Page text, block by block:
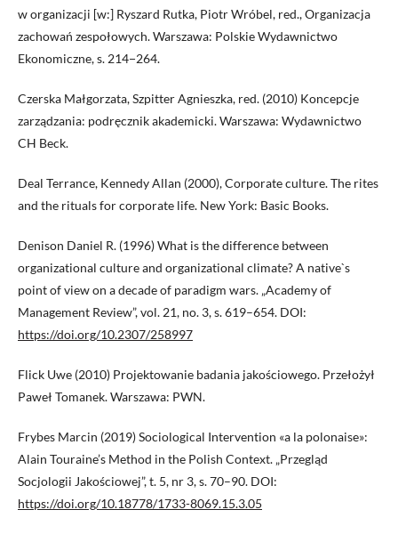
w organizacji [w:] Ryszard Rutka, Piotr Wróbel, red., Organizacja
zachowań zespołowych. Warszawa: Polskie Wydawnictwo
Ekonomiczne, s. 214−264.
Czerska Małgorzata, Szpitter Agnieszka, red. (2010) Koncepcje
zarządzania: podręcznik akademicki. Warszawa: Wydawnictwo
CH Beck.
Deal Terrance, Kennedy Allan (2000), Corporate culture. The rites
and the rituals for corporate life. New York: Basic Books.
Denison Daniel R. (1996) What is the difference between
organizational culture and organizational climate? A native`s
point of view on a decade of paradigm wars. „Academy of
Management Review”, vol. 21, no. 3, s. 619–654. DOI:
https://doi.org/10.2307/258997
Flick Uwe (2010) Projektowanie badania jakościowego. Przełożył
Paweł Tomanek. Warszawa: PWN.
Frybes Marcin (2019) Sociological Intervention «a la polonaise»:
Alain Touraine’s Method in the Polish Context. „Przegląd
Socjologii Jakościowej”, t. 5, nr 3, s. 70–90. DOI:
https://doi.org/10.18778/1733-8069.15.3.05